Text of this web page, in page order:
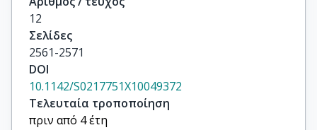
12
Σελίδες
2561-2571
DOI
10.1142/S0217751X10049372
Τελευταία τροποποίηση
πριν από 4 έτη